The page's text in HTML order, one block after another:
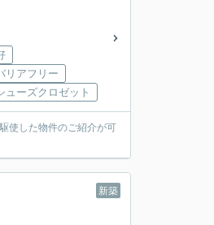
リアフリー
ューズクロゼット
使した物件のご紹介が可
新築